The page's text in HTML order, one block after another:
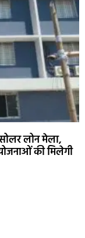
लोन मेला,
की मिलेगी